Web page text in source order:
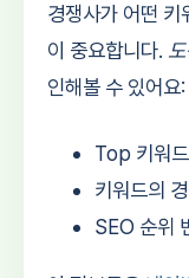
경쟁사가 어떤 키
이 중요합니다.
인해볼 수 있어요:
Top 키워
키워드의
SEO 순위